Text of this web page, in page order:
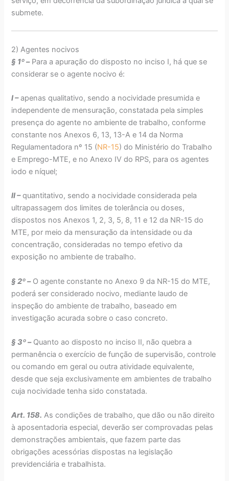
submete.
2) Agentes nocivos
§ 1º –Para a apuração do disposto no inciso I, há que se
considerar se o agente nocivo é:
I –apenas qualitativo, sendo a nocividade presumida e
independente de mensuração, constatada pela simples
presença do agente no ambiente de trabalho, conforme
constante nos Anexos 6, 13, 13-A e 14 da Norma
Regulamentadora nº 15 (NR-15) do Ministério do Trabalho
e Emprego-MTE, e no Anexo IV do RPS, para os agentes
iodo e níquel;
II –quantitativo, sendo a nocividade considerada pela
ultrapassagem dos limites de tolerância ou doses,
dispostos nos Anexos 1, 2, 3, 5, 8, 11 e 12 da NR-15 do
MTE, por meio da mensuração da intensidade ou da
concentração, consideradas no tempo efetivo da
exposição no ambiente de trabalho.
§ 2º –O agente constante no Anexo 9 da NR-15 do MTE,
poderá ser considerado nocivo, mediante laudo de
inspeção do ambiente de trabalho, baseado em
investigação acurada sobre o caso concreto.
§ 3º –Quanto ao disposto no inciso II, não quebra a
permanência o exercício de função de supervisão, controle
ou comando em geral ou outra atividade equivalente,
desde que seja exclusivamente em ambientes de trabalho
cuja nocividade tenha sido constatada.
Art. 158. As condições de trabalho, que dão ou não direito
à aposentadoria especial, deverão ser comprovadas pelas
demonstrações ambientais, que fazem parte das
obrigações acessórias dispostas na legislação
previdenciária e trabalhista.